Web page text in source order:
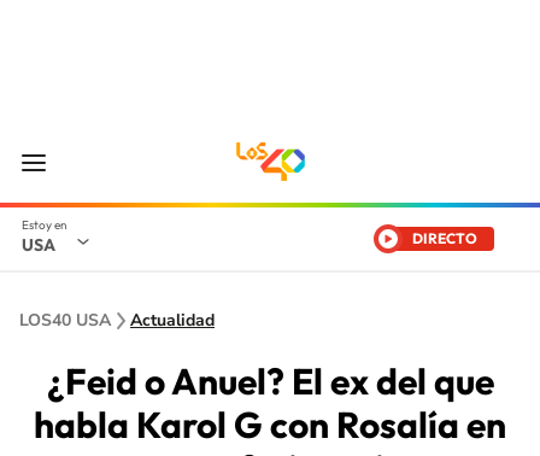
USA DIRECTO
LOS40 USA Actualidad
¿Feid o Anuel? El ex del que
habla Karol G con Rosalía en